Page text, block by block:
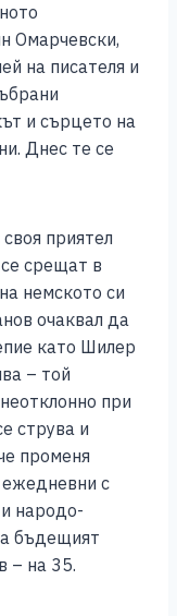
Омарчевски,
на писателя и
и сърцето на
Днес те се
приятел
срещат в
немското си
очаквал да
като Шилер
– той
при
струва и
променя
с
народо-
бъдещият
– на 35.